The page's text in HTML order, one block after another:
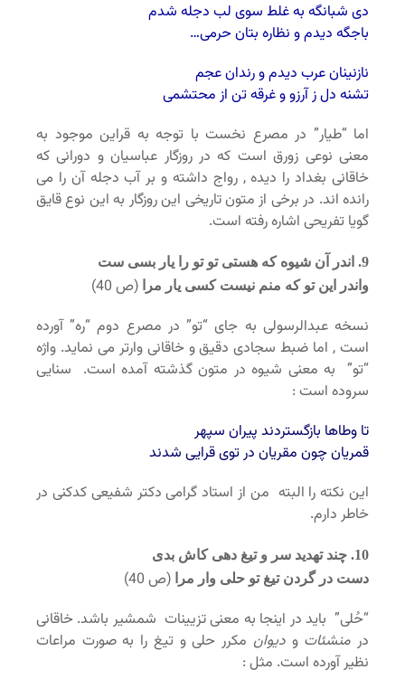
دی شبانگه به غلط سوی لب دجله شدم
باجگه دیدم و نظاره بتان حرمی…
نازنینان عرب دیدم و رندان عجم
تشنه دل ز آرزو و غرقه تن از محتشمی
اما “طیار” در مصرع نخست با توجه به قراین موجود به
معنی نوعی زورق است که در روزگار عباسیان و دورانی که
خاقانی بغداد را دیده , رواج داشته و بر آب دجله آن را می
رانده اند. در برخی از متون تاریخی این روزگار به این نوع قایق
گویا تفریحی اشاره رفته است.
9. اندر آن شیوه که هستی تو تو را یار بسی ست
واندر این تو که منم نیست کسی یار مرا
(ص 40)
نسخه عبدالرسولی به جای “تو” در مصرع دوم “ره” آورده
است , اما ضبط سجادی دقیق و خاقانی وارتر می نماید. واژه
“تو” به معنی شیوه در متون گذشته آمده است. سنایی
سروده است :
تا وطاها بازگستردند پیران سپهر
قمریان چون مقریان در توی قرایی شدند
این نکته را البته من از استاد گرامی دکتر شفیعی کدکنی در
خاطر دارم.
10. چند تهدید سر و تیغ دهی کاش بدی
دست در گردن تیغ تو حلی وار مرا
(ص 40)
“حُلی” باید در اینجا به معنی تزیینات شمشیر باشد. خاقانی
در منشئات ودیوان مکرر حلی و تیغ را به صورت مراعات
نظیر آورده است. مثل :